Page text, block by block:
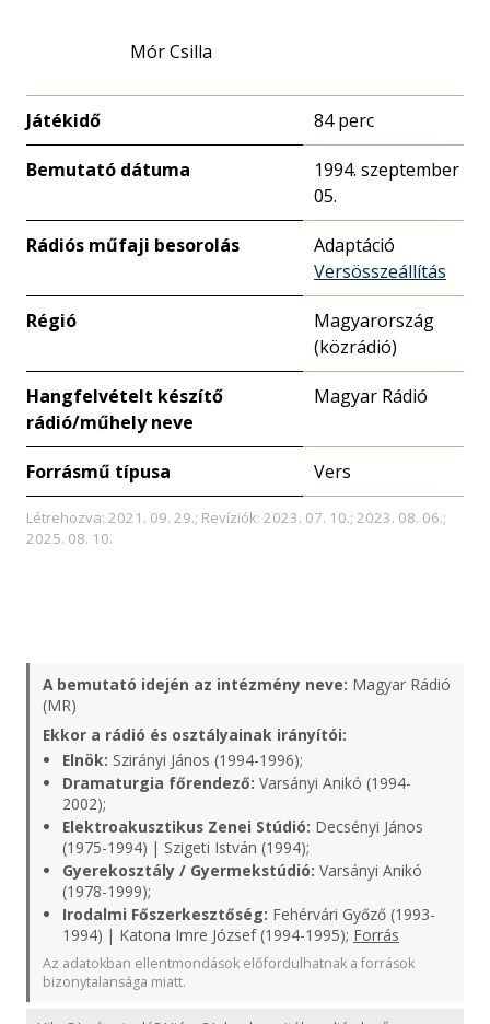
Mór Csilla
Játékidő 84 perc
Bemutató dátuma
1994. szeptember
05.
Rádiós műfaji besorolás
Adaptáció
Versösszeállítás
Régió
Magyarország
(közrádió)
Hangfelvételt készítő
rádió/műhely neve
Magyar Rádió
Forrásmű típusa Vers
Létrehozva: 2021. 09. 29.; Revíziók: 2023. 07. 10.; 2023. 08. 06.;
2025. 08. 10.
A bemutató idején az intézmény neve: Magyar Rádió
(MR)
Ekkor a rádió és osztályainak irányítói:
Elnök: Szirányi János (1994-1996);
Dramaturgia főrendező: Varsányi Anikó (1994-
2002);
Elektroakusztikus Zenei Stúdió: Decsényi János
(1975-1994) | Szigeti István (1994);
Gyerekosztály / Gyermekstúdió: Varsányi Anikó
(1978-1999);
Irodalmi Főszerkesztőség: Fehérvári Győző (1993-
1994) | Katona Imre József (1994-1995); Forrás
Az adatokban ellentmondások előfordulhatnak a források
bizonytalansága miatt.